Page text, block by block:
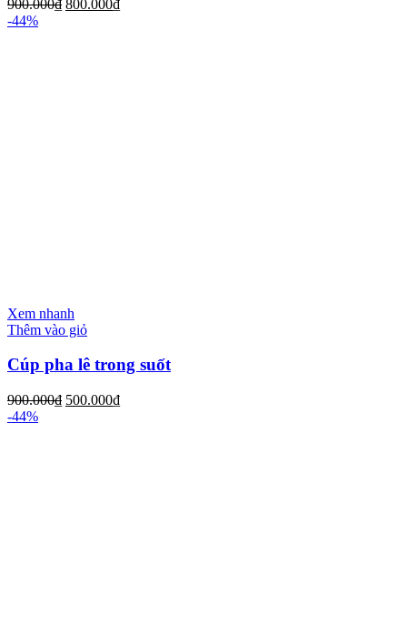
900.000₫ 800.000₫
-44%
Xem nhanh
Thêm vào giỏ
Cúp pha lê trong suốt
900.000₫ 500.000₫
-44%